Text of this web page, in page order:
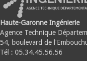
Haute-Garonne Ingénierie
Agence Technique
54, boulevard de
Tél : 05.34.45.56.56